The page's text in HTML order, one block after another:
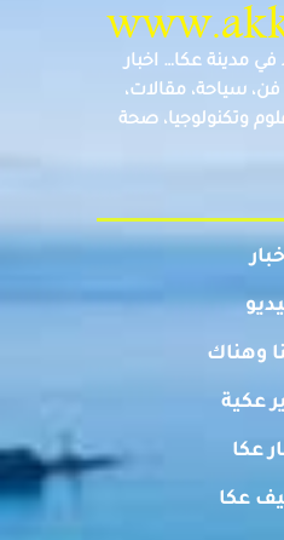
في مدينة عكا… اخبار
فن، سياحة، مقالات،
وتكنولوجيا، صحة
وهناك
عكية
عكا
عكا